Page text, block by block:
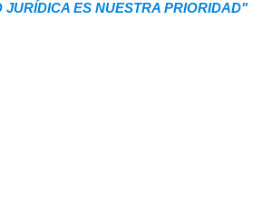
JURÍDICA ES NUESTRA PRIORIDAD"